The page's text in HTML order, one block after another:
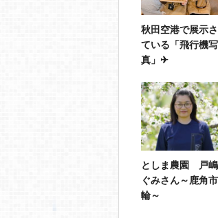
秋田空港で展示
ている「飛行機写
真」✈
としま農園 戸
ぐみさん～鹿角
輪～